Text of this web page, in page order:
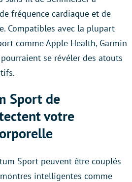
fréquence cardiaque et de
Compatibles avec la plupart
comme Apple Health, Garmin
se révéler des atouts
Sport de
votre
Sport peuvent être couplés
intelligentes comme